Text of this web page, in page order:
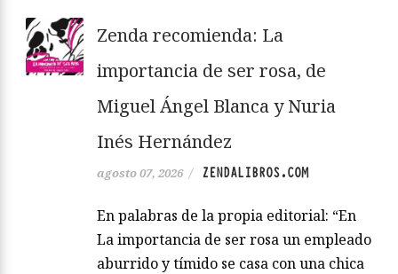
Zenda recomienda: La
importancia de ser rosa, de
Miguel Ángel Blanca y Nuria
Inés Hernández
agosto 07, 2026 / ZENDALIBROS.COM
En palabras de la propia editorial: “En
La importancia de ser rosa un empleado
aburrido y tímido se casa con una chica